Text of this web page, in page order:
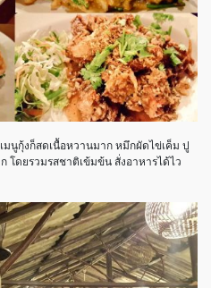
มนูกุ้งก็สดเนื้อหวานมาก หมึกผัดไข่เค็ม ปู
โดยรวมรสชาติเข้มข้น สั่งอาหารได้ไว